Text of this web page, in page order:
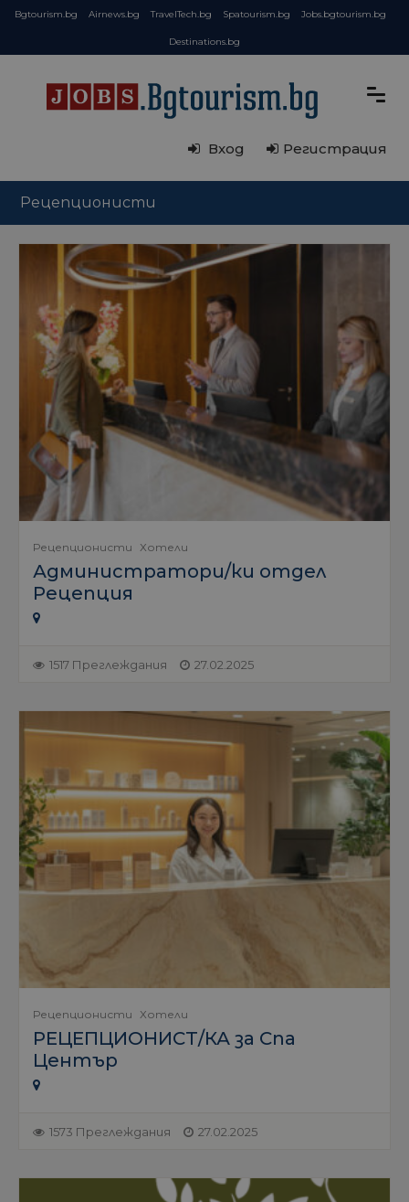
Bgtourism.bg Airnews.bg TravelTech.bg Spatourism.bg Jobs.bgtourism.bg
Destinations.bg
Вход Регистрация
Рецепционисти
Рецепционисти Хотели
Администратори/ки отдел
Рецепция
1517 Преглеждания 27.02.2025
Рецепционисти Хотели
РЕЦЕПЦИОНИСТ/КА за Спа
Център
1573 Преглеждания 27.02.2025